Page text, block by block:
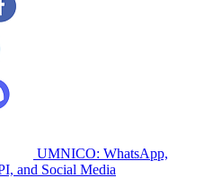
UMNICO: WhatsApp,
and Social Media